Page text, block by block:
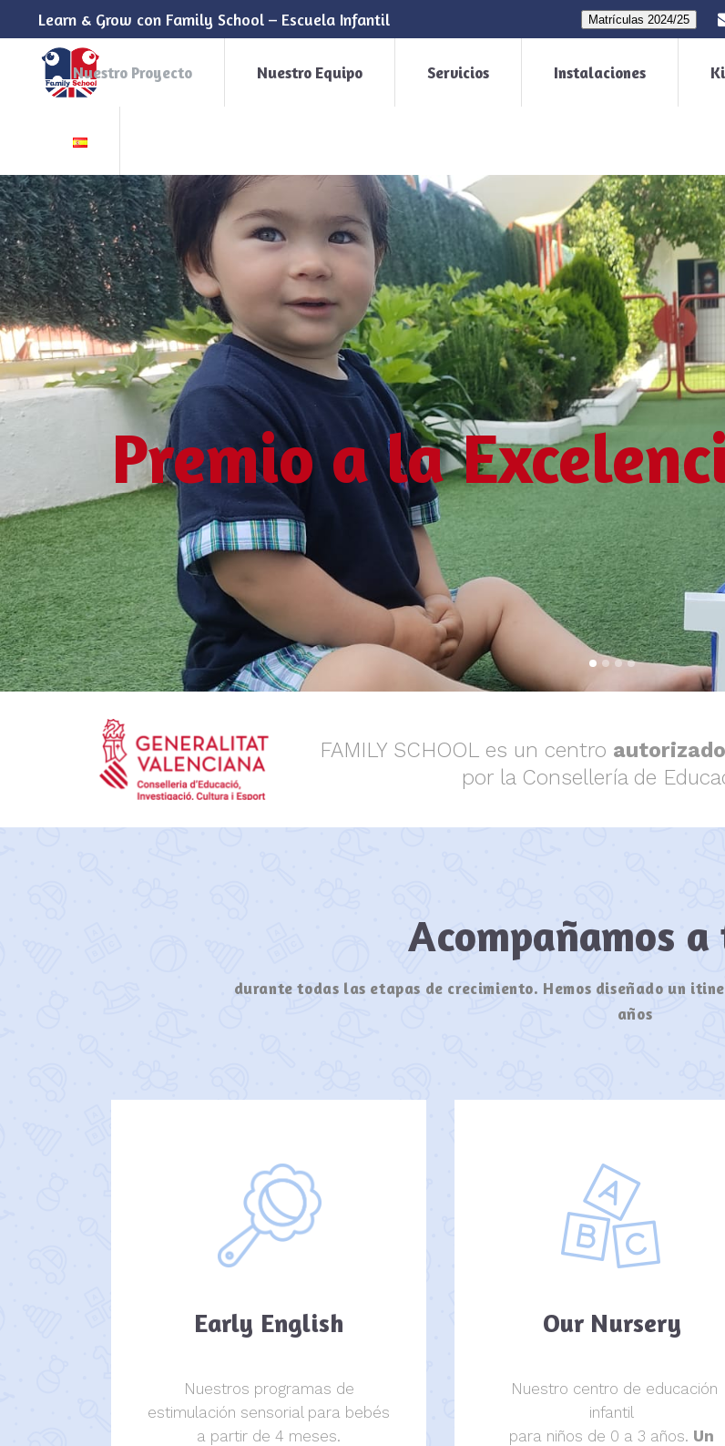
Learn & Grow con Family School – Escuela Infantil Matrículas 2024/25
Nuestro Proyecto Nuestro Equipo Servicios Instalaciones
Premio a la
FAMILY SCHOOL es un centro autorizado
por la Consellería de
Acompañamos
durante todas las etapas de crecimiento. Hemos diseñado un
años
Early English
Nuestros programas de
estimulación sensorial para bebés
a partir de 4 meses.
Our Nursery
Nuestro centro de educación
infantil
para niños de 0 a 3 años. Un